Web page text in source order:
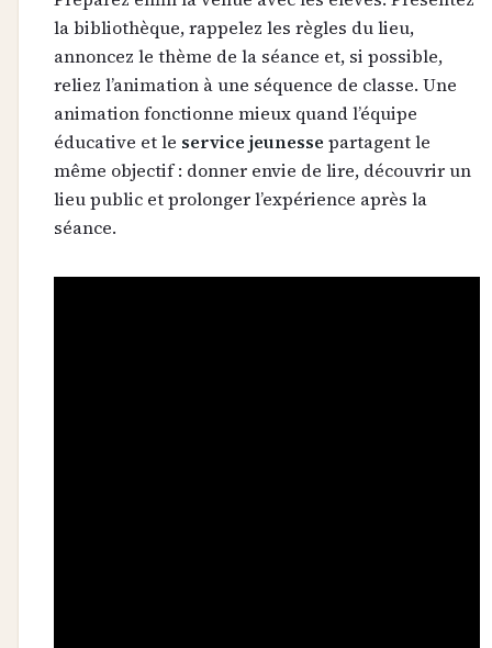
la bibliothèque, rappelez les règles du lieu,
annoncez le thème de la séance et, si possible,
reliez l’animation à une séquence de classe. Une
animation fonctionne mieux quand l’équipe
éducative et le service jeunesse partagent le
même objectif : donner envie de lire, découvrir un
lieu public et prolonger l’expérience après la
séance.